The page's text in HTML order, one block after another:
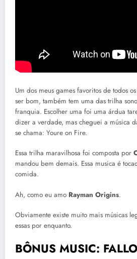
Um dos meus games favoritos de todos
ser bom, também tem uma das trilha
franquia. Escolher uma foi uma árdua
dizer a verdade, mas cheguei a música
se chama: Youre on Fire.
Essa trilha maravilhosa foi composta por
mandou bem demais. Essa musica é
comida.
Ah, como eu amo Rayman Origins.
Obviamente existe muito mais músicas
essas por enquanto.
BÔNUS MUSIC: